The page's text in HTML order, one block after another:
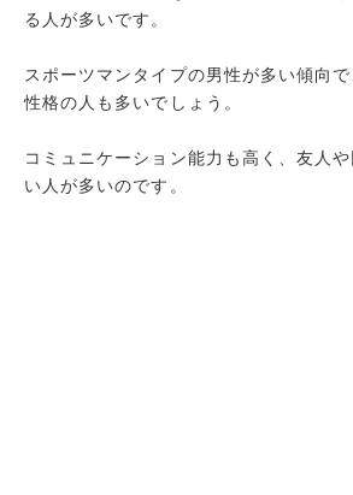
る人が多いです。
スポーツマンタイプの男性が多い傾向
性格の人も多いでしょう。
コミュニケーション能力も高く、友人
い人が多いのです。